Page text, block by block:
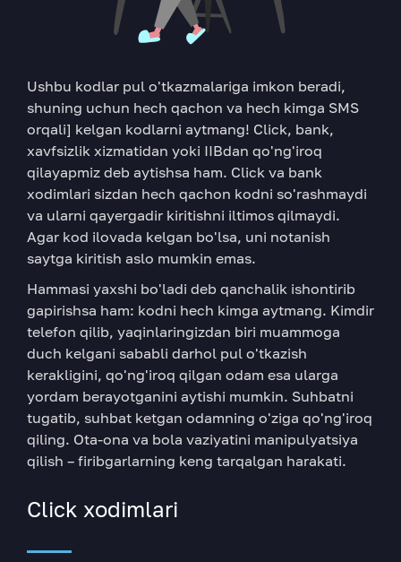
Ushbu kodlar pul o'tkazmalariga imkon beradi,
shuning uchun hech qachon va hech kimga SMS
orqali] kelgan kodlarni aytmang! Click, bank,
xavfsizlik xizmatidan yoki IIBdan qo'ng'iroq
qilayapmiz deb aytishsa ham. Click va bank
xodimlari sizdan hech qachon kodni so'rashmaydi
va ularni qayergadir kiritishni iltimos qilmaydi.
Agar kod ilovada kelgan bo'lsa, uni notanish
saytga kiritish aslo mumkin emas.
Hammasi yaxshi bo'ladi deb qanchalik ishontirib
gapirishsa ham: kodni hech kimga aytmang. Kimdir
telefon qilib, yaqinlaringizdan biri muammoga
duch kelgani sababli darhol pul o'tkazish
kerakligini, qo'ng'iroq qilgan odam esa ularga
yordam berayotganini aytishi mumkin. Suhbatni
tugatib, suhbat ketgan odamning o'ziga qo'ng'iroq
qiling. Ota-ona va bola vaziyatini manipulyatsiya
qilish – firibgarlarning keng tarqalgan harakati.
Click xodimlari